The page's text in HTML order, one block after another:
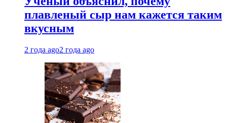
плавленый сыр нам кажется таким
вкусным
2 года ago2 года ago